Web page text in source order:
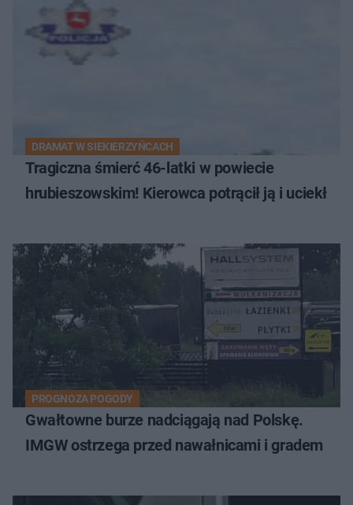
DRAMAT W SIEKIERZYŃCACH
Tragiczna śmierć 46-latki w powiecie
hrubieszowskim! Kierowca potrącił ją i uciekł
PROGNOZA POGODY
Gwałtowne burze nadciągają nad Polskę.
IMGW ostrzega przed nawałnicami i gradem